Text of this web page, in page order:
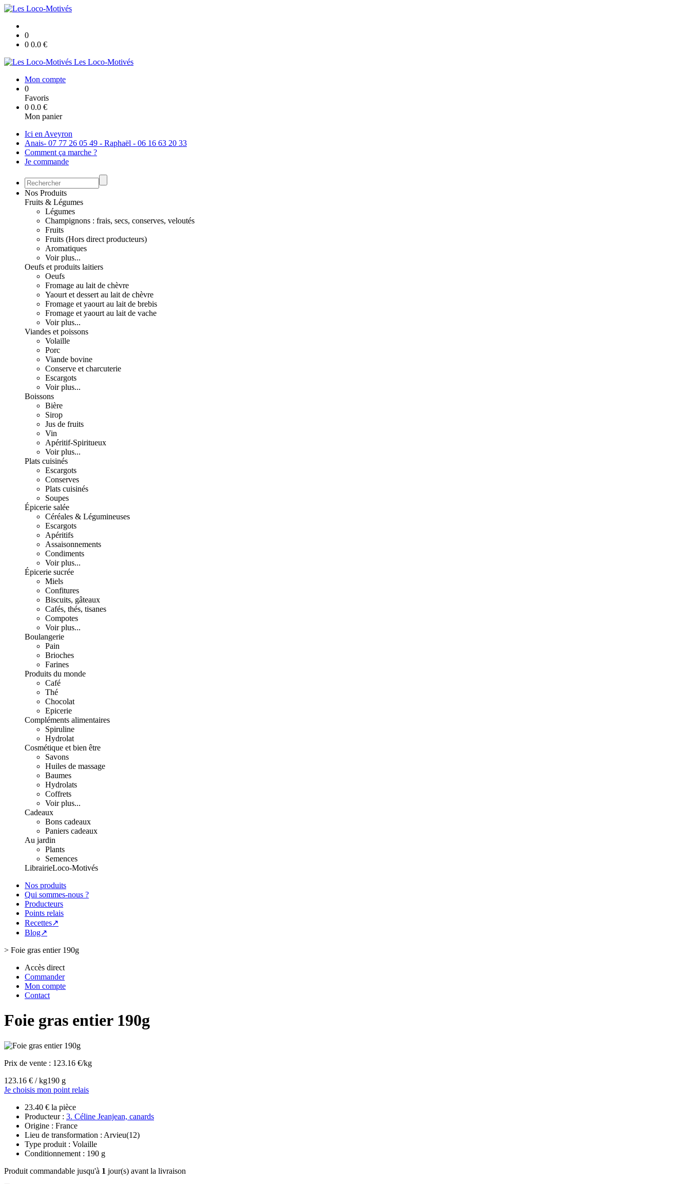
0
0 0.0 €
Les Loco-Motivés
Mon compte
0
Favoris
0 0.0 €
Mon panier
Ici en Aveyron
Anais- 07 77 26 05 49 - Raphaël - 06 16 63 20 33
Comment ça marche ?
Je commande
Nos Produits
Fruits & Légumes
Légumes
Champignons : frais, secs, conserves, veloutés
Fruits
Fruits (Hors direct producteurs)
Aromatiques
Voir plus...
Oeufs et produits laitiers
Oeufs
Fromage au lait de chèvre
Yaourt et dessert au lait de chèvre
Fromage et yaourt au lait de brebis
Fromage et yaourt au lait de vache
Voir plus...
Viandes et poissons
Volaille
Porc
Viande bovine
Conserve et charcuterie
Escargots
Voir plus...
Boissons
Bière
Sirop
Jus de fruits
Vin
Apéritif-Spiritueux
Voir plus...
Plats cuisinés
Escargots
Conserves
Plats cuisinés
Soupes
Épicerie salée
Céréales & Légumineuses
Escargots
Apéritifs
Assaisonnements
Condiments
Voir plus...
Épicerie sucrée
Miels
Confitures
Biscuits, gâteaux
Cafés, thés, tisanes
Compotes
Voir plus...
Boulangerie
Pain
Brioches
Farines
Produits du monde
Café
Thé
Chocolat
Epicerie
Compléments alimentaires
Spiruline
Hydrolat
Cosmétique et bien être
Savons
Huiles de massage
Baumes
Hydrolats
Coffrets
Voir plus...
Cadeaux
Bons cadeaux
Paniers cadeaux
Au jardin
Plants
Semences
LibrairieLoco-Motivés
Nos produits
Qui sommes-nous ?
Producteurs
Points relais
Recettes↗
Blog↗
> Foie gras entier 190g
Accès direct
Commander
Mon compte
Contact
Foie gras entier 190g
Prix de vente : 123.16 €/kg
123.16 € / kg190 g
Je choisis mon point relais
23.40 € la pièce
Producteur : 3. Céline Jeanjean, canards
Origine : France
Lieu de transformation : Arvieu(12)
Type produit : Volaille
Conditionnement : 190 g
Produit commandable jusqu'à 1 jour(s) avant la livraison